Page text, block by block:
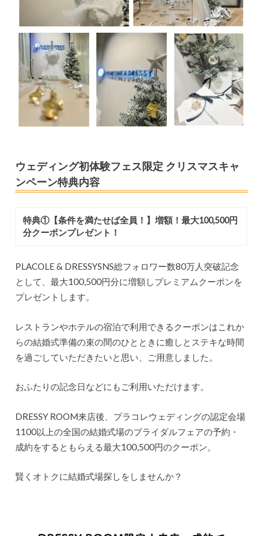
ウェディング初体験フェス限定 クリスマスキャ
ンペーン特典内容
特典①【条件を満たせば全員！】増額！最大100,500円
分クーポンプレゼント！
PLACOLE & DRESSYSNS総フォロワー数80万人突破記念
として、最大100,500円分に増額しプレミアムクーポンを
プレゼントします。
レストランやホテルの宿泊で利用できるクーポンはこれか
らの結婚式準備の束の間のひとときに癒しとステキな時間
を過ごしていただきたいと思い、ご用意しました。
おふたりの記念日などにもご利用いただけます。
DRESSY ROOM来店後、プラコレウェディングの認定会場
1100以上の全国の結婚式場のブライダルフェアの予約・
成約をするともらえる最大100,500円のクーポン。
賢くオトクに結婚式場探しをしませんか？